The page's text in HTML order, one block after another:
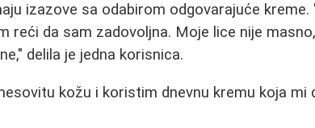
izazove sa odabirom odgovarajuće kreme.
reći da sam zadovoljna. Moje lice nije
delila je jedna korisnica.
kožu i koristim dnevnu kremu koja mi